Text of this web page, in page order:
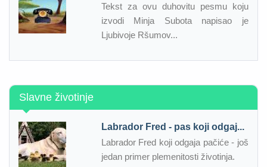
Tekst za ovu duhovitu pesmu koju
izvodi Minja Subota napisao je
Ljubivoje Ršumov...
Slavne životinje
Labrador Fred - pas koji odgaj...
Labrador Fred koji odgaja pačiće - još
jedan primer plemenitosti životinja.